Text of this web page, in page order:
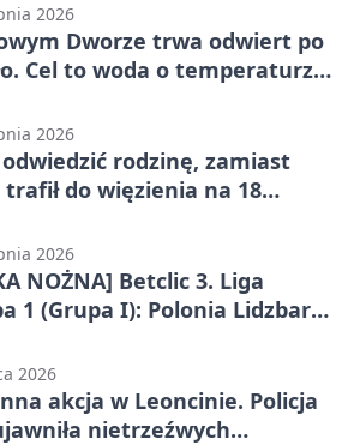
2026
Dworze trwa odwiert po
Cel to woda o temperaturze
2026
odwiedzić rodzinę, zamiast
do więzienia na 18
2026
NOŻNA] Betclic 3. Liga
1 (Grupa I): Polonia Lidzbark
1:2
2026
akcja w Leoncinie. Policja
nietrzeźwych